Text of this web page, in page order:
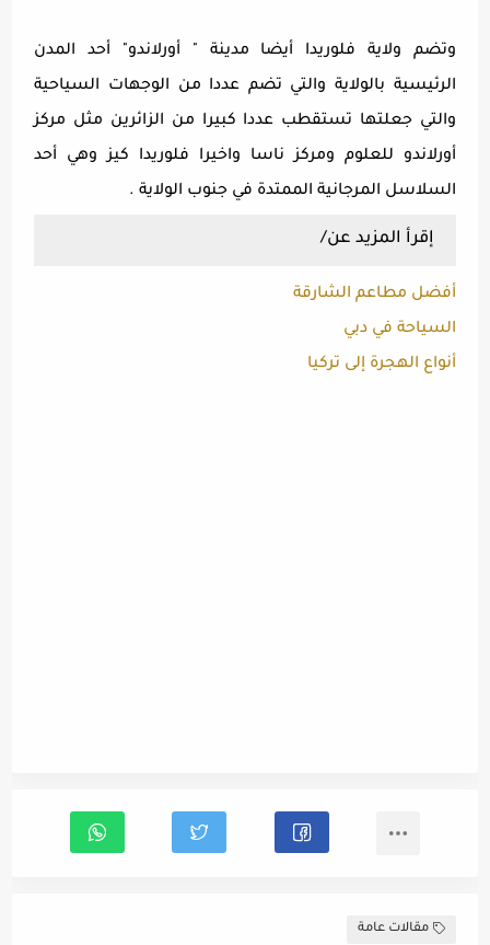
وتضم ولاية فلوريدا أيضا مدينة " أورلاندو" أحد المدن
الرئيسية بالولاية والتي تضم عددا من الوجهات السياحية
والتي جعلتها تستقطب عددا كبيرا من الزائرين مثل مركز
أورلاندو للعلوم ومركز ناسا واخيرا فلوريدا كيز وهي أحد
السلاسل المرجانية الممتدة في جنوب الولاية .
إقرأ المزيد عن/
أفضل مطاعم الشارقة
السياحة في دبي
أنواع الهجرة إلى تركيا
مقالات عامة